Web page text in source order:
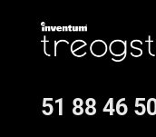
51 88 46